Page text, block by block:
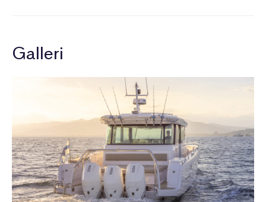
Galleri